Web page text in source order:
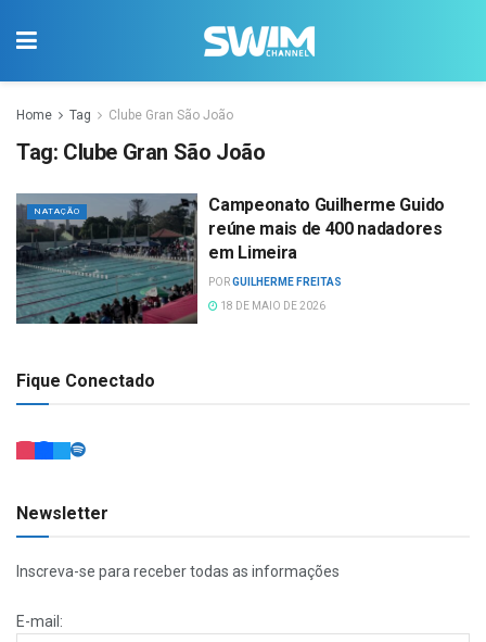
Home Tag Clube Gran São João
Tag: Clube Gran São João
NATAÇÃO
Campeonato Guilherme Guido
reúne mais de 400 nadadores
em Limeira
PORGUILHERME FREITAS
18 DE MAIO DE 2026
Fique Conectado
Newsletter
Inscreva-se para receber todas as informações
E-mail: